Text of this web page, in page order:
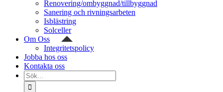
Renovering/ombyggnad/tillbyggnad
Sanering och rivningsarbeten
Isblästring
Solceller
Om Oss
Integritetspolicy
Jobba hos oss
Kontakta oss
Sök
efter: